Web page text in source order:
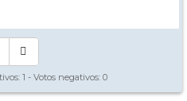
1 - Votos negativos: 0